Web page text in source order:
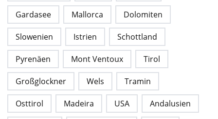
Gardasee Mallorca Dolomiten
Slowenien Istrien Schottland
Pyrenäen Mont Ventoux Tirol
Großglockner Wels Tramin
Osttirol Madeira USA Andalusien